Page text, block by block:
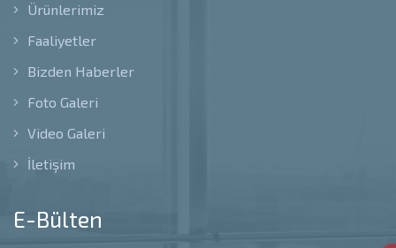
Ürünlerimiz
Faaliyetler
Bizden Haberler
Foto Galeri
Video Galeri
İletişim
E-Bülten